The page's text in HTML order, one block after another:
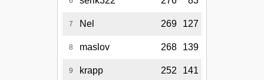
7 Nel 269 127
8 maslov 268 139
9 krapp 252 141